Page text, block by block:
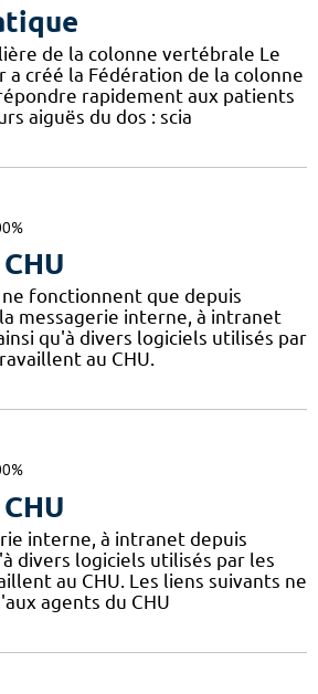
de la colonne vertébrale Le
a créé la Fédération de la colonne
rapidement aux patients
aiguës du dos : scia
fonctionnent que depuis
messagerie interne, à intranet
qu'à divers logiciels utilisés par
au CHU.
interne, à intranet depuis
divers logiciels utilisés par les
au CHU. Les liens suivants ne
agents du CHU